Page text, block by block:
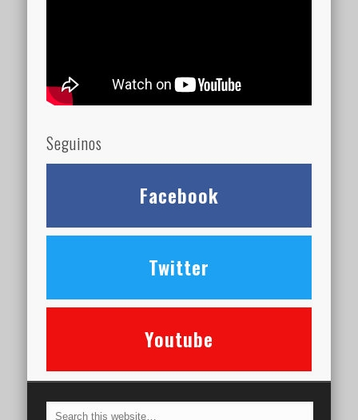
Seguinos
Facebook
Twitter
Youtube